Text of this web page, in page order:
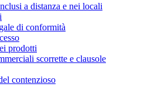
a distanza e nei locali
di conformità
prodotti
scorrette e clausole
contenzioso